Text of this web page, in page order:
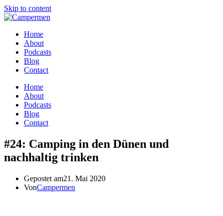
Skip to content
Home
About
Podcasts
Blog
Contact
Home
About
Podcasts
Blog
Contact
#24: Camping in den Dünen und
nachhaltig trinken
Gepostet am21. Mai 2020
VonCampermen